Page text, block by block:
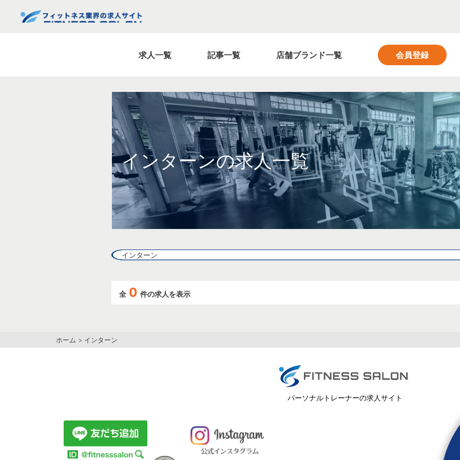
求人一覧 記事一覧 店舗ブランド一覧 会員登録
インターンの求人一覧
インターン
全 0 件の求人を表示
ホーム > インターン
パーソナルトレーナーの求人サイト